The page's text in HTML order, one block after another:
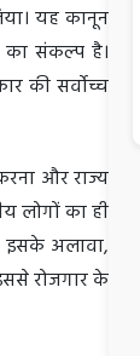
यह कानून
का संकल्प है।
की सर्वोच्च
और राज्य
लोगों का ही
इसके अलावा,
रोजगार के